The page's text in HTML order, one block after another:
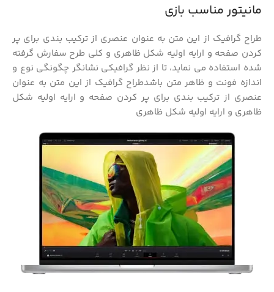
مانیتور مناسب بازی
طراح گرافیک از این متن به عنوان عنصری از ترکیب بندی برای پر
کردن صفحه و ارایه اولیه شکل ظاهری و کلی طرح سفارش گرفته
شده استفاده می نماید، تا از نظر گرافیکی نشانگر چگونگی نوع و
اندازه فونت و ظاهر متن باشدطراح گرافیک از این متن به عنوان
عنصری از ترکیب بندی برای پر کردن صفحه و ارایه اولیه شکل
ظاهری و ارایه اولیه شکل ظاهری